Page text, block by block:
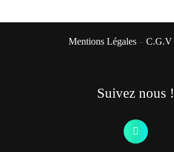
Mentions Légales – C.G.V
Suivez nous !